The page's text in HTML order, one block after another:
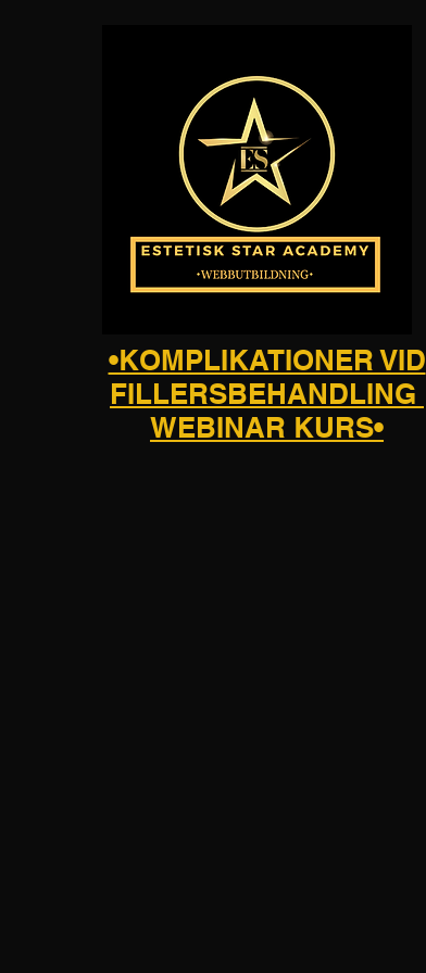
•KOMPLIKATIONER VID
FILLERSBEHANDLING
WEBINAR KURS•